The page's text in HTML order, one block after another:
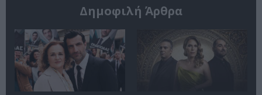
Δημοφιλή Άρθρα